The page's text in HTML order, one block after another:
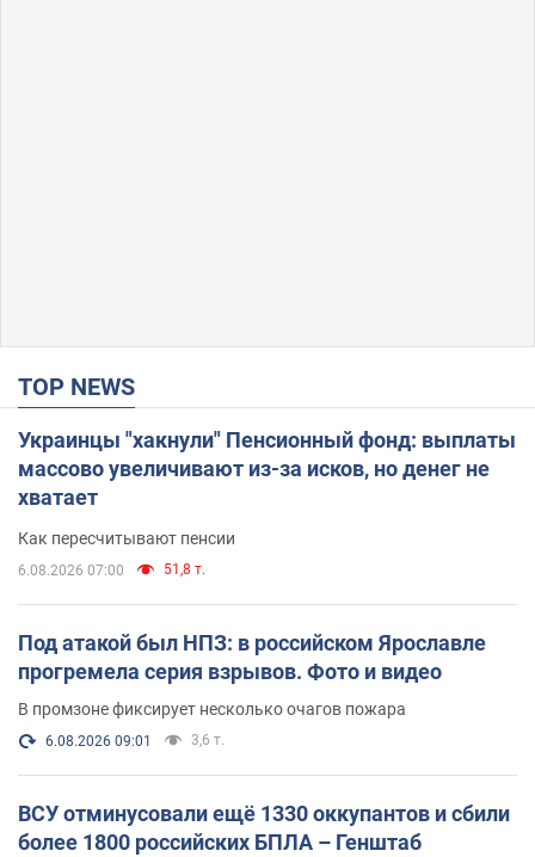
TOP NEWS
Украинцы "хакнули" Пенсионный фонд: выплаты
массово увеличивают из-за исков, но денег не
хватает
Как пересчитывают пенсии
6.08.2026 07:00 51,8 т.
Под атакой был НПЗ: в российском Ярославле
прогремела серия взрывов. Фото и видео
В промзоне фиксирует несколько очагов пожара
6.08.2026 09:01 3,6 т.
ВСУ отминусовали ещё 1330 оккупантов и сбили
более 1800 российских БПЛА – Генштаб